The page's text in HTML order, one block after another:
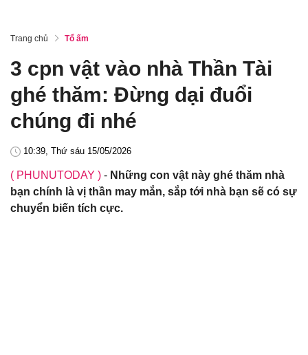
Trang chủ Tổ ấm
3 cpn vật vào nhà Thần Tài
ghé thăm: Đừng dại đuổi
chúng đi nhé
10:39, Thứ sáu 15/05/2026
( PHUNUTODAY ) - Những con vật này ghé thăm nhà
bạn chính là vị thần may mắn, sắp tới nhà bạn sẽ có sự
chuyển biến tích cực.